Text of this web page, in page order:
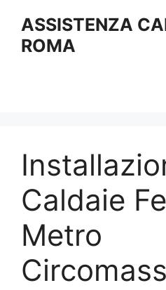
contenuto
ASSISTENZA
ROMA
Caldaie
Metro